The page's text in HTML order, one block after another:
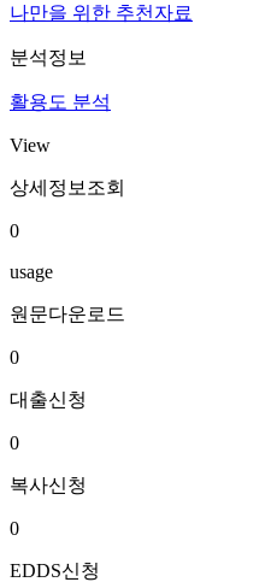
나만을 위한 추천자료
분석정보
활용도 분석
View
상세정보조회
0
usage
원문다운로드
0
대출신청
0
복사신청
0
EDDS신청